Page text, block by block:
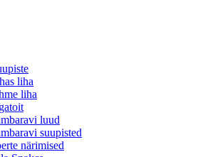
liha
liha
luud
suupisted
närimised